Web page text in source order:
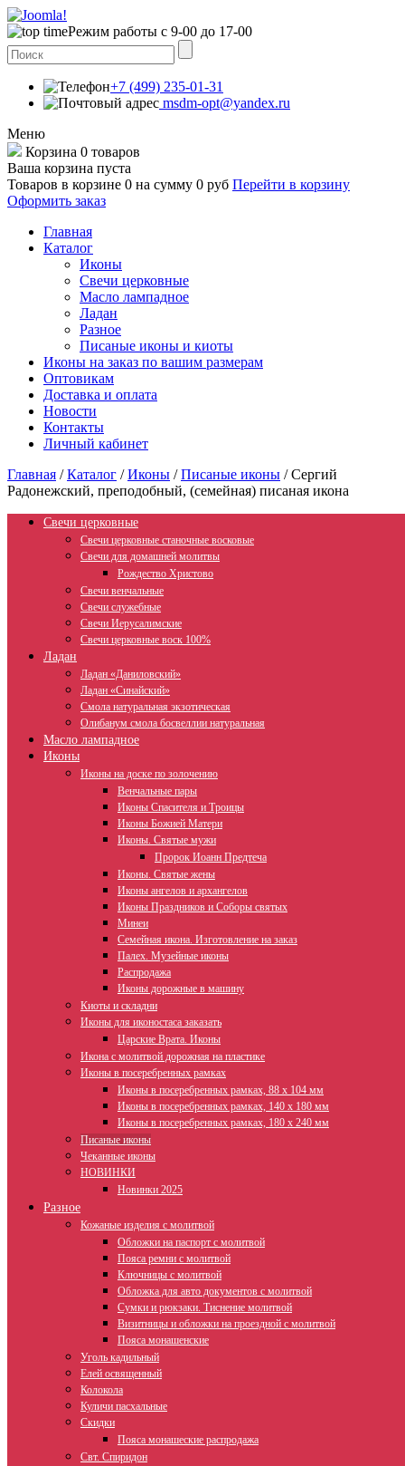
Режим работы с 9-00 до 17-00
+7 (499) 235-01-31
msdm-opt@yandex.ru
Меню
Корзина 0 товаров
Ваша корзина пуста
Товаров в корзине 0 на сумму 0 руб Перейти в корзину
Оформить заказ
Главная
Каталог
Иконы
Свечи церковные
Масло лампадное
Ладан
Разное
Писаные иконы и киоты
Иконы на заказ по вашим размерам
Оптовикам
Доставка и оплата
Новости
Контакты
Личный кабинет
Главная /Каталог /Иконы /Писаные иконы /Сергий
Радонежский, преподобный, (семейная) писаная икона
Свечи церковные
Свечи церковные станочные восковые
Свечи для домашней молитвы
Рождество Христово
Свечи венчальные
Свечи служебные
Свечи Иерусалимские
Свечи церковные воск 100%
Ладан
Ладан «Даниловский»
Ладан «Синайский»
Смола натуральная экзотическая
Олибанум смола босвеллии натуральная
Масло лампадное
Иконы
Иконы на доске по золочению
Венчальные пары
Иконы Спасителя и Троицы
Иконы Божией Матери
Иконы. Святые мужи
Пророк Иоанн Предтеча
Иконы. Святые жены
Иконы ангелов и архангелов
Иконы Праздников и Соборы святых
Минеи
Семейная икона. Изготовление на заказ
Палех. Музейные иконы
Распродажа
Иконы дорожные в машину
Киоты и складни
Иконы для иконостаса заказать
Царские Врата. Иконы
Икона с молитвой дорожная на пластике
Иконы в посеребренных рамках
Иконы в посеребренных рамках, 88 х 104 мм
Иконы в посеребренных рамках, 140 х 180 мм
Иконы в посеребренных рамках, 180 х 240 мм
Писаные иконы
Чеканные иконы
НОВИНКИ
Новинки 2025
Разное
Кожаные изделия с молитвой
Обложки на паспорт с молитвой
Пояса ремни с молитвой
Ключницы с молитвой
Обложка для авто документов с молитвой
Сумки и рюкзаки. Тиснение молитвой
Визитницы и обложки на проездной с молитвой
Пояса монашенские
Уголь кадильный
Елей освященный
Колокола
Куличи пасхальные
Скидки
Пояса монашеские распродажа
Свт. Спиридон